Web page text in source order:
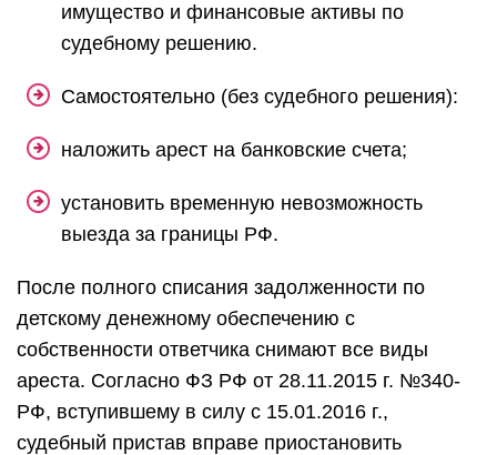
имущество и финансовые активы по
судебному решению.
Самостоятельно (без судебного решения):
наложить арест на банковские счета;
установить временную невозможность
выезда за границы РФ.
После полного списания задолженности по
детскому денежному обеспечению с
собственности ответчика снимают все виды
ареста. Согласно ФЗ РФ от 28.11.2015 г. №340-
РФ, вступившему в силу с 15.01.2016 г.,
судебный пристав вправе приостановить